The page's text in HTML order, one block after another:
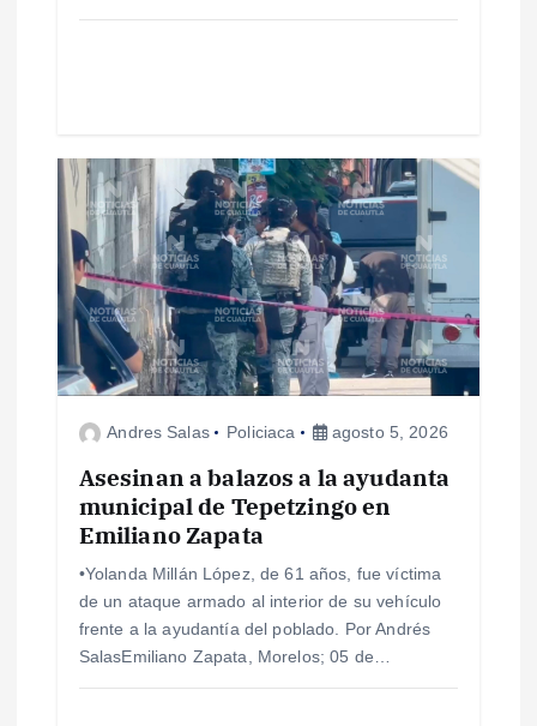
Andres Salas Policiaca agosto 5, 2026
Asesinan a balazos a la ayudanta
municipal de Tepetzingo en
Emiliano Zapata
•Yolanda Millán López, de 61 años, fue víctima
de un ataque armado al interior de su vehículo
frente a la ayudantía del poblado. Por Andrés
SalasEmiliano Zapata, Morelos; 05 de…